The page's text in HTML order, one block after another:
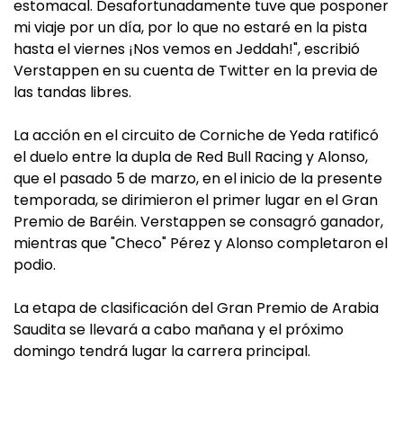
estomacal. Desafortunadamente tuve que posponer
mi viaje por un día, por lo que no estaré en la pista
hasta el viernes ¡Nos vemos en Jeddah!", escribió
Verstappen en su cuenta de Twitter en la previa de
las tandas libres.
La acción en el circuito de Corniche de Yeda ratificó
el duelo entre la dupla de Red Bull Racing y Alonso,
que el pasado 5 de marzo, en el inicio de la presente
temporada, se dirimieron el primer lugar en el Gran
Premio de Baréin. Verstappen se consagró ganador,
mientras que "Checo" Pérez y Alonso completaron el
podio.
La etapa de clasificación del Gran Premio de Arabia
Saudita se llevará a cabo mañana y el próximo
domingo tendrá lugar la carrera principal.